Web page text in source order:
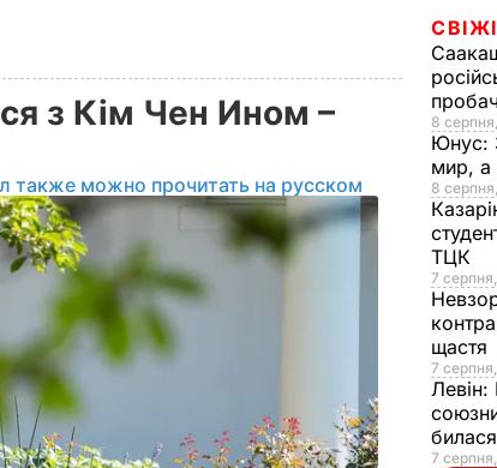
з Кім Чен Ином –
также можно прочитать на русском
8
Юнус:
мир, а
8
ТЦК
7
щастя
7
Левін:
7